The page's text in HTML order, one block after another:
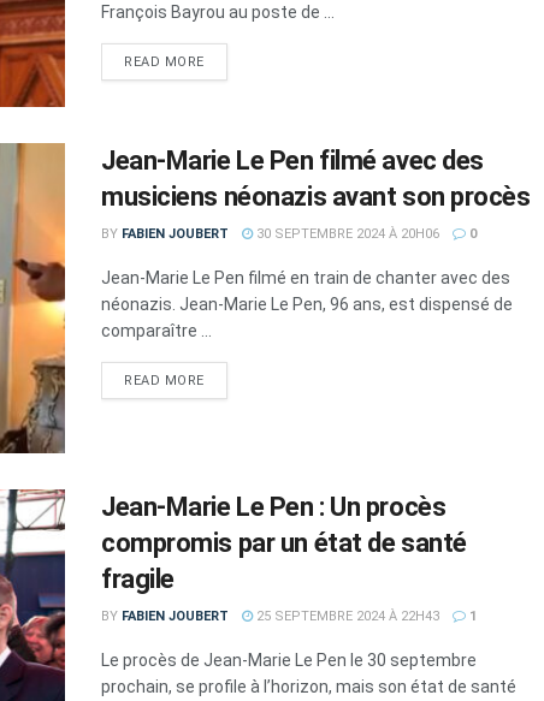
François Bayrou au poste de ...
READ MOREDETAILS
Jean-Marie Le Pen filmé avec des
musiciens néonazis avant son procès
BY FABIEN JOUBERT 30 SEPTEMBRE 2024 À 20H06 0
Jean-Marie Le Pen filmé en train de chanter avec des
néonazis. Jean-Marie Le Pen, 96 ans, est dispensé de
comparaître ...
READ MOREDETAILS
Jean-Marie Le Pen : Un procès
compromis par un état de santé
fragile
BY FABIEN JOUBERT 25 SEPTEMBRE 2024 À 22H43 1
Le procès de Jean-Marie Le Pen le 30 septembre
prochain, se profile à l’horizon, mais son état de santé